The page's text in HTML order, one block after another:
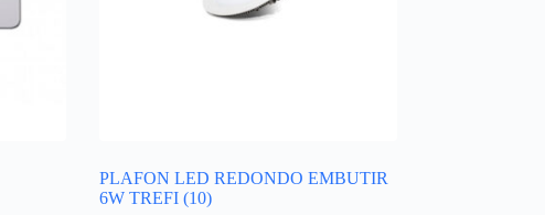
PLAFON LED REDONDO EMBUTIR
6W TREFI (10)